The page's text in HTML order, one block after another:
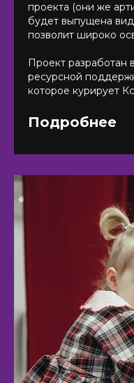
проекта (они же
будет выпущена
позволит широко
Проект разработан
ресурсной
которое курирует
Подробнее
197198, Санкт-
проспект Петроградской
+7 (812) 762-
pmc-